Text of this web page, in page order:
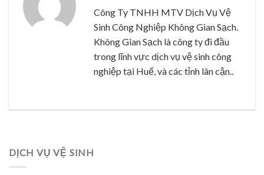
Công Ty TNHH MTV Dịch Vụ Vệ
Sinh Công Nghiệp Không Gian Sạch.
Không Gian Sạch là công ty đi đầu
trong lĩnh vực dịch vụ vệ sinh công
nghiệp tại Huế, và các tỉnh lân cận..
DỊCH VỤ VỆ SINH